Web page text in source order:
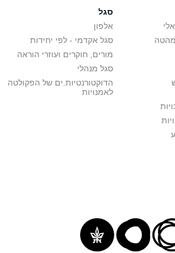
מהטה
סגל
אלפון
סגל אקדמי - לפי יחידות
מורים, חוקרים ועוזרי הוראה
סגל מנהלי
הדוקטורנטיות.ים של הפקולטה
לאמנויות